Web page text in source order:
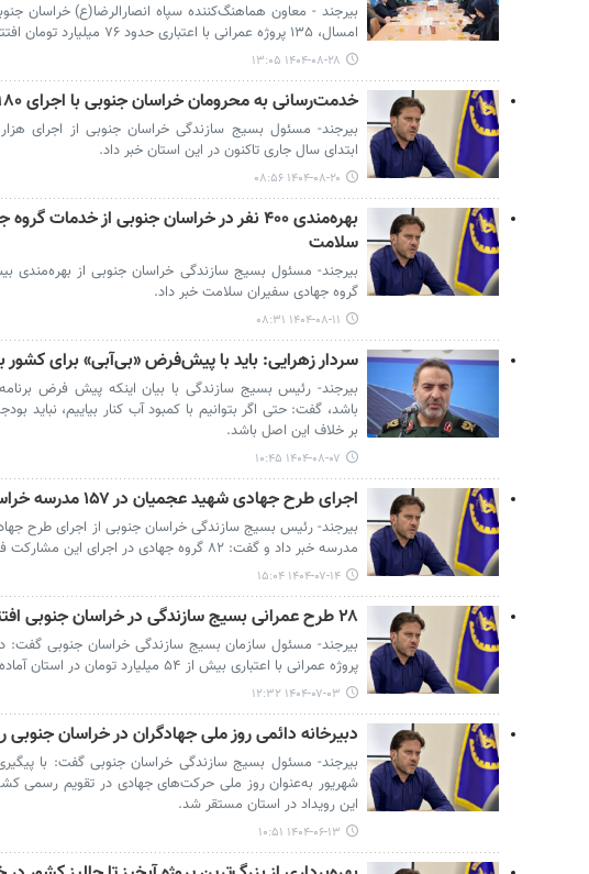
بیرجند - معاون هماهنگ‌کننده سپاه انصارالرضا(ع) خراسان
امسال، ۱۳۵ پروژه عمرانی با اعتباری حدود ۷۶ میلیارد تومان افتتاح می‌شود.
۱۴۰۴-۰۸-۲۸ ۱۳:۰۵
خدمت‌رسانی به محرومان خراسان جنوبی با اجرای ۱۹۸۰ اردوی جهادی
ابتدای سال جاری تاکنون در این استان خبر داد.
۱۴۰۴-۰۸-۲۰ ۰۸:۵۶
بهره‌مندی ۴۰۰ نفر در خراسان جنوبی از خدمات
سلامت
گروه جهادی سفیران سلامت خبر داد.
۱۴۰۴-۰۸-۱۱ ۰۸:۳۱
سردار زهرایی: باید با پیش‌فرض «بی‌آبی» برای کشور
بیرجند- رئیس بسیج سازندگی با بیان اینکه پیش فرض
باشد، گفت: حتی اگر بتوانیم با کمبود آب کنار بیاییم، نباید
بر خلاف این اصل باشد.
۱۴۰۴-۰۸-۰۷ ۱۰:۴۵
اجرای طرح جهادی شهید عجمیان در ۱۵۷ مدرسه خراسان جنوبی
مدرسه خبر داد و گفت: ۸۲ گروه جهادی در اجرای این مشارکت فعال داشتند.
۱۴۰۴-۰۷-۱۴ ۱۵:۰۴
۲۸ طرح عمرانی بسیج سازندگی در خراسان جنوبی افتتاح می شود
پروژه عمرانی با اعتباری بیش از ۵۴ میلیارد تومان در استان آماده افتتاح است.
۱۴۰۴-۰۷-۰۳ ۱۲:۳۲
دبیرخانه دائمی روز ملی جهادگران در خراسان جنوبی
شهریور به‌عنوان روز ملی حرکت‌های جهادی در تقویم رسمی
این رویداد در استان مستقر شد.
۱۴۰۴-۰۶-۱۳ ۱۰:۵۱